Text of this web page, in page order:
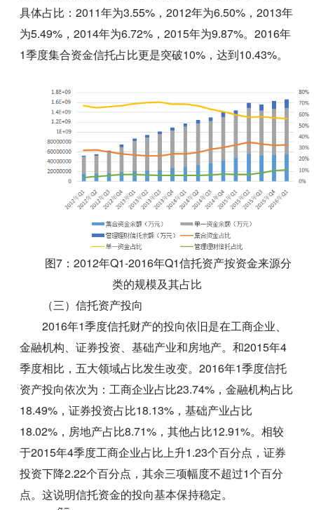
具体占比：2011年为3.55%，2012年为6.50%，2013年
为5.49%，2014年为6.72%，2015年为9.87%。2016年
1季度集合资金信托占比更是突破10%，达到10.43%。
图7：2012年Q1-2016年Q1信托资产按资金来源分
类的规模及其占比
（三）信托资产投向
2016年1季度信托财产的投向依旧是在工商企业、
金融机构、证券投资、基础产业和房地产。和2015年4
季度相比，五大领域占比发生改变。2016年1季度信托
资产投向依次为：工商企业占比23.74%，金融机构占比
18.49%，证券投资占比18.13%，基础产业占比
18.02%，房地产占比8.71%，其他占比12.91%。相较
于2015年4季度工商企业占比上升1.23个百分点，证券
投资下降2.22个百分点，其余三项幅度不超过1个百分
点。这说明信托资金的投向基本保持稳定。